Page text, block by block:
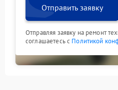
Отправить заявку
Отправляя заявку на ремонт
соглашаетесь с Политикой